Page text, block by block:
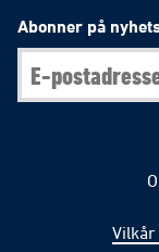
Abonner på
Vilkår